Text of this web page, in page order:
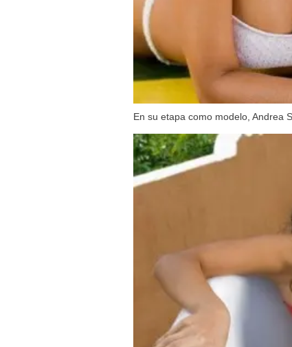
En su etapa como modelo, Andrea